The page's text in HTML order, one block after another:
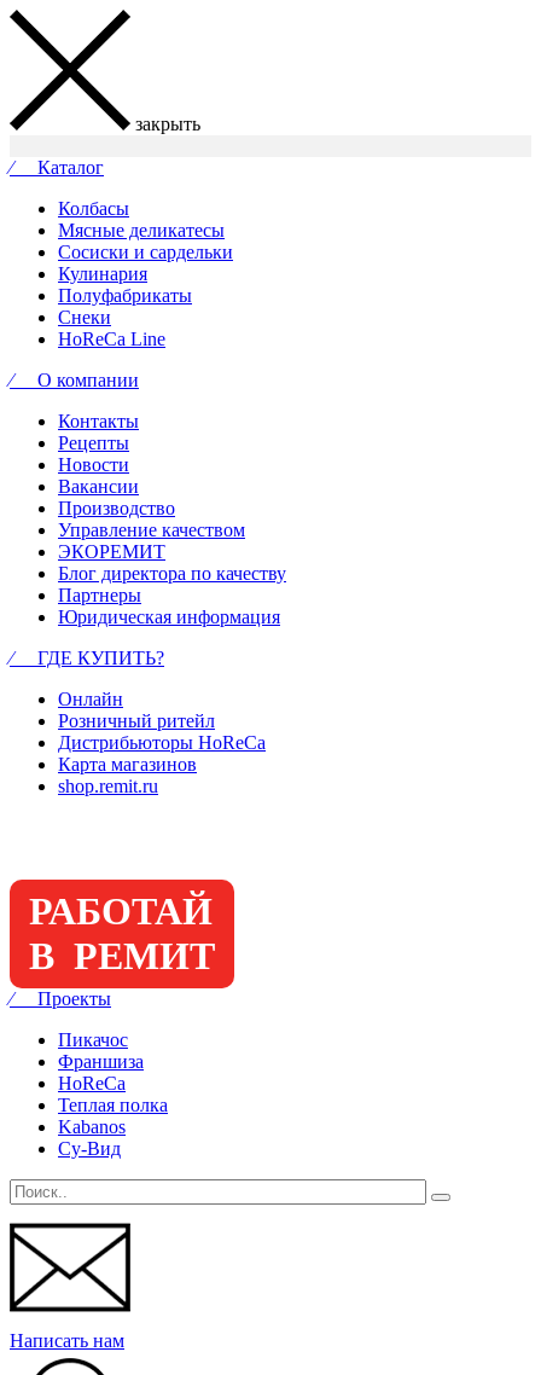
закрыть
⁄ Каталог
Колбасы
Мясные деликатесы
Сосиски и сардельки
Кулинария
Полуфабрикаты
Снеки
HoReCa Line
⁄ О компании
Контакты
Рецепты
Новости
Вакансии
Производство
Управление качеством
ЭКОРЕМИТ
Блог директора по качеству
Партнеры
Юридическая информация
⁄ ГДЕ КУПИТЬ?
Онлайн
Розничный ритейл
Дистрибьюторы HoReCa
Карта магазинов
shop.remit.ru
РАБОТАЙ
В РЕМИТ
⁄ Проекты
Пикачос
Франшиза
HoReCa
Теплая полка
Kabanos
Су-Вид
Написать нам